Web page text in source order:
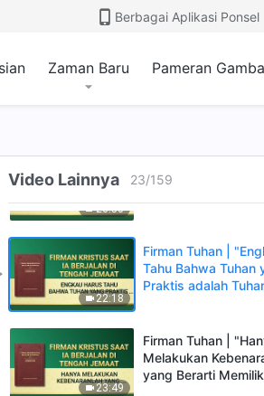
Berbagai Aplikasi Ponsel
Zaman Baru Pameran
Video Lainnya 23/159
29:40
Firman Tuhan |
20:50
Firman Tuhan |
Perintah dan
22:18
Firman Tuhan |
Tahu Bahwa Tuhan
Praktis adalah
23:49
Firman Tuhan |
Melakukan
yang Berarti